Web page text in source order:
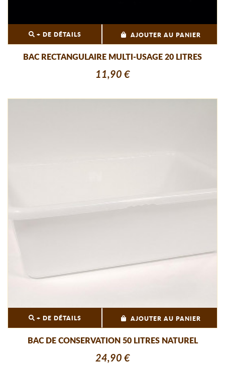
+ DE DÉTAILS AJOUTER AU PANIER
BAC RECTANGULAIRE MULTI-USAGE 20 LITRES
11,90 €
+ DE DÉTAILS AJOUTER AU PANIER
BAC DE CONSERVATION 50 LITRES NATUREL
24,90 €